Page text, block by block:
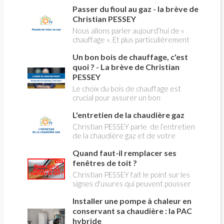
creuses" qui concerne près de 15
millions de Français !
panique, on fait le point dans notre
flash news n°3 spéciale Amiante et
ses dangers avec Christian Pessey
Passer du fioul au gaz - la brève de
Christian PESSEY
Nous allons parler aujourd’hui de «
chauffage ». Et plus particulièrement
aborder l’abandon du fioul au profit du
gaz.
Un bon bois de chauffage, c'est
quoi ? - La brève de Christian
PESSEY
Le choix du bois de chauffage est
crucial pour assurer un bon
l'impact environnemental. Mais
comment reconnaître un bois de
qualité ? Plusieurs critères entrent en
jeu : le type d'essence, le taux
d'humidité, la densité et la saison de
coupe.
L'entretien de la chaudière gaz
Christian PESSEY parle de l’entretien
de la chaudière gaz et de votre
avez un système par radiateurs ou un
plancher chauffant, qui sont alimentés
par une chaudière au gaz, vous devez
faire entretenir celle-ci une fois par
an, que vous soyez locataire ou
propriétaire occupant. C’est la même
chose pour un chauffe-bains au gaz.
C’est une obligation légale. Si vous ne
Quand faut-il remplacer ses
fenêtres de toit ?
Christian PESSEY fait le point sur les
signes d'usures qui peuvent pousser
toit. En remplaçant vos fenêtre de toit
vous ferez des économies de
chauffage et vous améliorerez le
Installer une pompe à chaleur en
conservant sa chaudière : la PAC
hybride